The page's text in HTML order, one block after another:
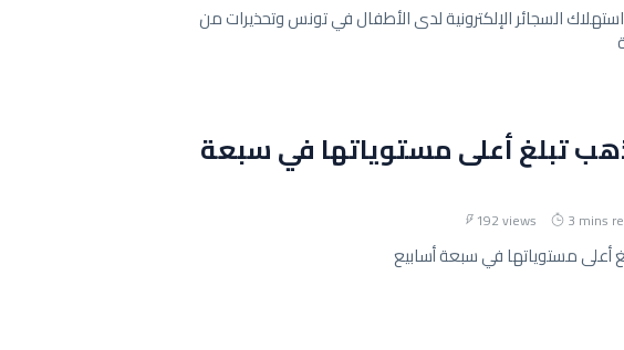
السجائر الإلكترونية لدى الأطفال في تونس وتحذيرات من
تبلغ أعلى مستوياتها في سبعة
3 mins
192 views
أعلى مستوياتها في سبعة أسابيع